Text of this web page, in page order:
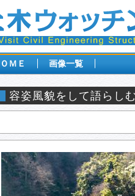
ＭＥ 画像一覧
容姿風貌をして語らし